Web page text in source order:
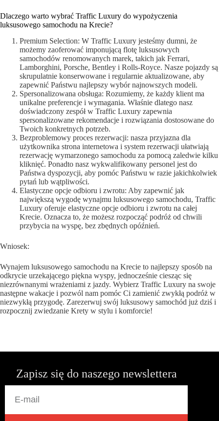
Dlaczego warto wybrać Traffic Luxury do wypożyczenia
luksusowego samochodu na Krecie?
Premium Selection: W Traffic Luxury jesteśmy dumni, że
możemy zaoferować imponującą flotę luksusowych
samochodów renomowanych marek, takich jak Ferrari,
Lamborghini, Porsche, Bentley i Rolls-Royce. Nasze pojazdy są
skrupulatnie konserwowane i regularnie aktualizowane, aby
zapewnić Państwu najlepszy wybór najnowszych modeli.
Spersonalizowana obsługa: Rozumiemy, że każdy klient ma
unikalne preferencje i wymagania. Właśnie dlatego nasz
doświadczony zespół w Traffic Luxury zapewnia
spersonalizowane rekomendacje i rozwiązania dostosowane do
Twoich konkretnych potrzeb.
Bezproblemowy proces rezerwacji: nasza przyjazna dla
użytkownika strona internetowa i system rezerwacji ułatwiają
rezerwację wymarzonego samochodu za pomocą zaledwie kilku
kliknięć. Ponadto nasz wykwalifikowany personel jest do
Państwa dyspozycji, aby pomóc Państwu w razie jakichkolwiek
pytań lub wątpliwości.
Elastyczne opcje odbioru i zwrotu: Aby zapewnić jak
największą wygodę wynajmu luksusowego samochodu, Traffic
Luxury oferuje elastyczne opcje odbioru i zwrotu na całej
Krecie. Oznacza to, że możesz rozpocząć podróż od chwili
przybycia na wyspę, bez zbędnych opóźnień.
Wniosek:
Wynajem luksusowego samochodu na Krecie to najlepszy sposób na
odkrycie urzekającego piękna wyspy, jednocześnie ciesząc się
niezrównanymi wrażeniami z jazdy. Wybierz Traffic Luxury na swoje
następne wakacje i pozwól nam pomóc Ci zamienić zwykłą podróż w
niezwykłą przygodę. Zarezerwuj swój luksusowy samochód już dziś i
rozpocznij zwiedzanie Krety w stylu i komforcie!
Zapisz się do naszego newslettera